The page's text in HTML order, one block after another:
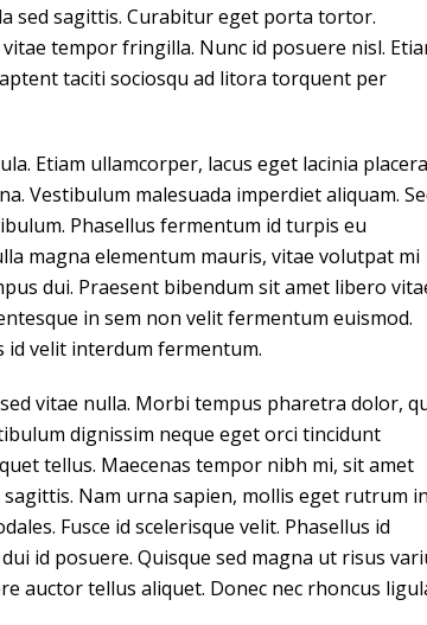
sed sagittis. Curabitur eget porta tortor.
tempor fringilla. Nunc id posuere nisl.
taciti sociosqu ad litora torquent per
Etiam ullamcorper, lacus eget lacinia
Vestibulum malesuada imperdiet aliquam.
Phasellus fermentum id turpis eu
magna elementum mauris, vitae volutpat mi
dui. Praesent bibendum sit amet libero
in sem non velit fermentum euismod.
id velit interdum fermentum.
vitae nulla. Morbi tempus pharetra dolor,
dignissim neque eget orci tincidunt
tellus. Maecenas tempor nibh mi, sit amet
Nam urna sapien, mollis eget rutrum
Fusce id scelerisque velit. Phasellus id
id posuere. Quisque sed magna ut risus
auctor tellus aliquet. Donec nec rhoncus